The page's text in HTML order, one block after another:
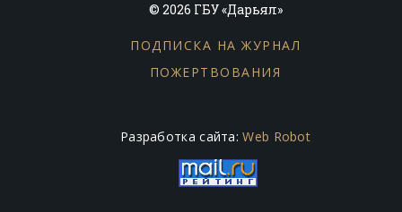
© 2026 ГБУ «Дарьял»
ПОДПИСКА НА ЖУРНАЛ
ПОЖЕРТВОВАНИЯ
Разработка сайта:Web Robot